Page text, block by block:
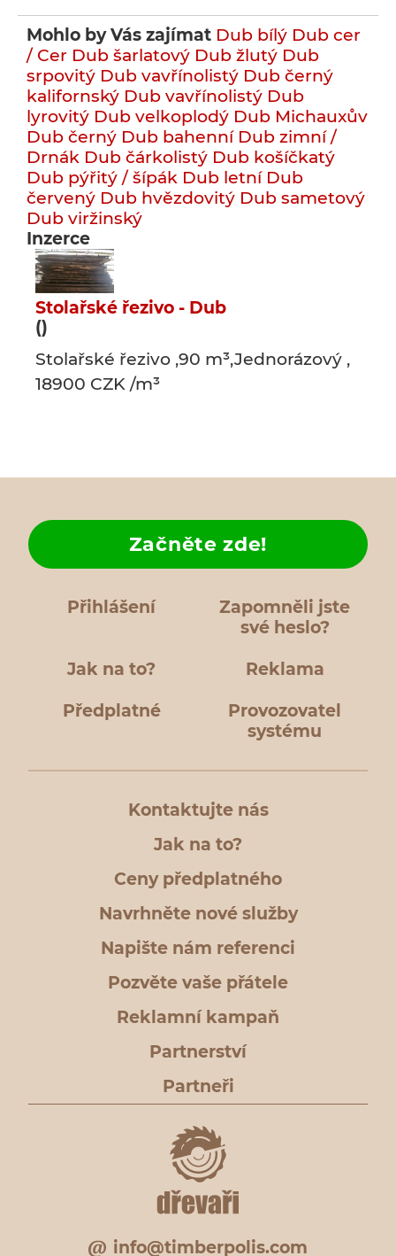
Mohlo by Vás zajímat Dub bílý Dub cer
/ Cer Dub šarlatový Dub žlutý Dub
srpovitý Dub vavřínolistý Dub černý
kalifornský Dub vavřínolistý Dub
lyrovitý Dub velkoplodý Dub Michauxův
Dub černý Dub bahenní Dub zimní /
Drnák Dub čárkolistý Dub košíčkatý
Dub pýřitý / šípák Dub letní Dub
červený Dub hvězdovitý Dub sametový
Dub viržinský
Inzerce
Stolařské řezivo - Dub
()
Stolařské řezivo ,90 m³,Jednorázový ,
18900 CZK /m³
Přihlášení
Zapomněli jste
své heslo?
Jak na to?
Začněte zde!
Reklama
Předplatné
Provozovatel
systému
Kontaktujte nás
Jak na to?
Ceny předplatného
Navrhněte nové služby
Napište nám referenci
Pozvěte vaše přátele
Reklamní kampaň
Partnerství
Partneři
info@timberpolis.com